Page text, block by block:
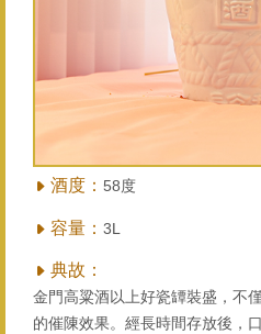
酒度： 58度
容量： 3L
典故：
金門高粱酒以上好瓷罈裝盛，不
的催陳效果。經長時間存放後，